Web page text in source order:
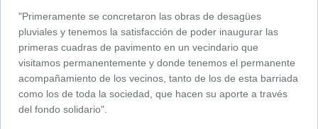
"Primeramente se concretaron las obras de desagües
pluviales y tenemos la satisfacción de poder inaugurar las
primeras cuadras de pavimento en un vecindario que
visitamos permanentemente y donde tenemos el permanente
acompañamiento de los vecinos, tanto de los de esta barriada
como los de toda la sociedad, que hacen su aporte a través
del fondo solidario".